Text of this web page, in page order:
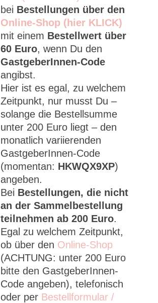
bei Bestellungen über den
Online-Shop (hier KLICK)
mit einem Bestellwert über
60 Euro, wenn Du den
GastgeberInnen-Code
angibst.
Hier ist es egal, zu welchem
Zeitpunkt, nur musst Du –
solange die Bestellsumme
unter 200 Euro liegt – den
monatlich variierenden
GastgeberInnen-Code
(momentan: HKWQX9XP)
angeben.
Bei Bestellungen, die nicht
an der Sammelbestellung
teilnehmen ab 200 Euro.
Egal zu welchem Zeitpunkt,
ob über den Online-Shop
(ACHTUNG: unter 200 Euro
bitte den GastgeberInnen-
Code angeben), telefonisch
oder per Bestellformular /